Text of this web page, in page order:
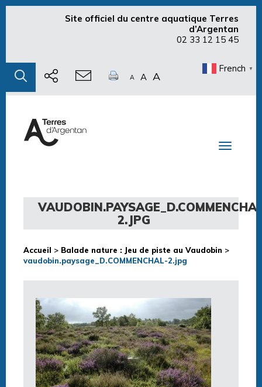
Site officiel du centre aquatique Terres
d’Argentan
02 33 12 15 45
A A A
French ▼
Toggle
2.JPG
Accueil > Balade nature : Jeu de piste au Vaudobin >
vaudobin.paysage_D.COMMENCHAL-2.jpg